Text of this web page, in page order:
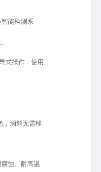
智能检测系
式操作，使用
，消解无需移
蚀、耐高温